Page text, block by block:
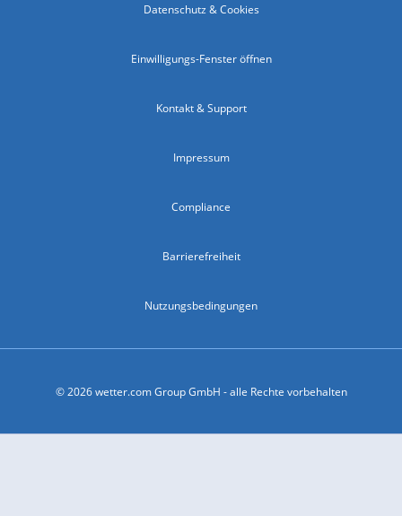
Datenschutz & Cookies
Einwilligungs-Fenster öffnen
Kontakt & Support
Impressum
Compliance
Barrierefreiheit
Nutzungsbedingungen
© 2026 wetter.com Group GmbH - alle Rechte vorbehalten